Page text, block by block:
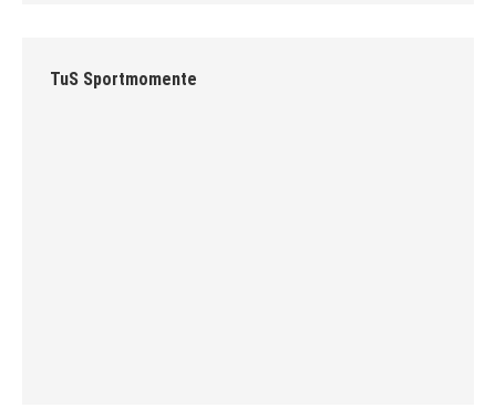
TuS Sportmomente